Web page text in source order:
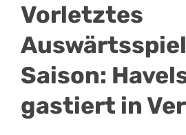
Der TSV
Fanshop
Vorletztes
Saison:
gastiert in